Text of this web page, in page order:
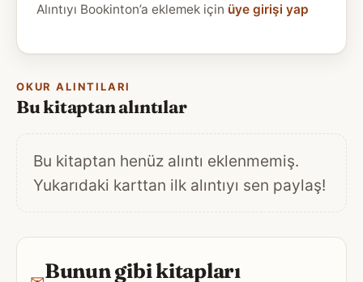
Alıntıyı Bookinton’a eklemek için üye girişi yap
OKUR ALINTILARI
Bu kitaptan alıntılar
Bu kitaptan henüz alıntı eklenmemiş.
Yukarıdaki karttan ilk alıntıyı sen paylaş!
Bunun gibi kitapları